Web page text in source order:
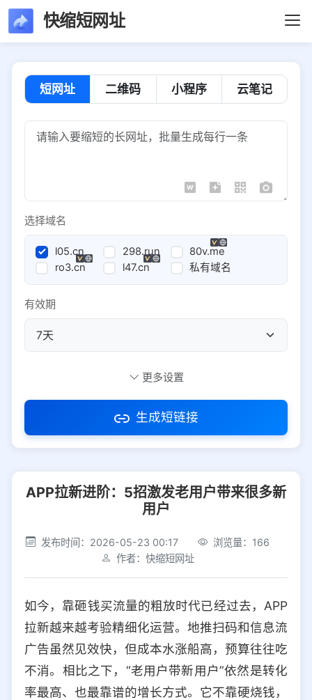
快缩短网址
短网址 二维码 小程序 云笔记
选择域名
l05.cn 298.run
80v.me
ro3.cn
l47.cn 私有域名
有效期
访问密码
社交平台 电商平台
选择防红平台类型，避免链接被拦截
平台设置
iOS Android PC 其他
选择允许访问的平台类型
更多设置
生成短链接
APP拉新进阶：5招激发老用户带来很多新
用户
发布时间：2026-05-23 00:17
浏览量：166
作者：快缩短网址
如今，靠砸钱买流量的粗放时代已经过去，APP
拉新越来越考验精细化运营。地推扫码和信息流
广告虽然见效快，但成本水涨船高，预算往往吃
不消。相比之下，“老用户带新用户”依然是转化
率最高、也最靠谱的增长方式。它不靠硬烧钱，